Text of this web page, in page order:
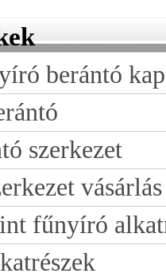
berántó
szerkezet
vásárlás
fűnyíró